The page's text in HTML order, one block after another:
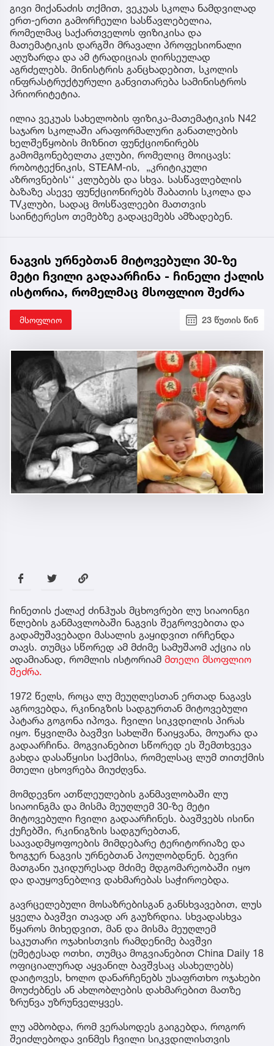
გივი მიქანაძის თქმით, ვეკუას სკოლა ნამდვილად
ერთ-ერთი გამორჩეული სასწავლებელია,
რომელმაც საქართველოს ფიზიკისა და
მათემატიკის დარგში მრავალი პროფესიონალი
აღუზარდა და ამ ტრადიციას ღირსეულად
აგრძელებს. მინისტრის განცხადებით, სკოლის
ინფრასტრუქტურული განვითარება სამინისტროს
პრიორიტეტია.
ილია ვეკუას სახელობის ფიზიკა-მათემატიკის N42
საჯარო სკოლაში არაფორმალური განათლების
ხელშეწყობის მიზნით ფუნქციონირებს
გამომგონებელთა კლუბი, რომელიც მოიცავს:
რობოტექნიკის, STEAM-ის, „კრიტიკული
აზროვნების‘‘ კლუბებს და სხვა. სასწავლებლის
ბაზაზე ასევე ფუნქციონირებს შაბათის სკოლა და
TVკლუბი, სადაც მოსწავლეები მათთვის
საინტერესო თემებზე გადაცემებს ამზადებენ.
ნაგვის ურნებთან მიტოვებული 30-ზე
მეტი ჩვილი გადაარჩინა - ჩინელი ქალის
ისტორია, რომელმაც მსოფლიო შეძრა
მსოფლიო 23 წუთის წინ
ჩინეთის ქალაქ ძინჰუას მცხოვრები ლუ სიაოინგი
წლების განმავლობაში ნაგვის შეგროვებითა და
გადამუშავებადი მასალის გაყიდვით ირჩენდა
თავს. თუმცა სწორედ ამ მძიმე სამუშაომ აქცია ის
ადამიანად, რომლის ისტორიამ მთელი მსოფლიო
შეძრა.
1972 წელს, როცა ლუ მეუღლესთან ერთად ნაგავს
აგროვებდა, რკინიგზის სადგურთან მიტოვებული
პატარა გოგონა იპოვა. ჩვილი სიკვდილის პირას
იყო. წყვილმა ბავშვი სახლში წაიყვანა, მოუარა და
გადაარჩინა. მოგვიანებით სწორედ ეს შემთხვევა
გახდა დასაწყისი საქმისა, რომელსაც ლუმ თითქმის
მთელი ცხოვრება მიუძღვნა.
მომდევნო ათწლეულების განმავლობაში ლუ
სიაოინგმა და მისმა მეუღლემ 30-ზე მეტი
მიტოვებული ჩვილი გადაარჩინეს. ბავშვებს ისინი
ქუჩებში, რკინიგზის სადგურებთან,
საავადმყოფოების მიმდებარე ტერიტორიაზე და
ზოგჯერ ნაგვის ურნებთან პოულობდნენ. ბევრი
მათგანი უკიდურესად მძიმე მდგომარეობაში იყო
და დაუყოვნებლივ დახმარებას საჭიროებდა.
გავრცელებული მოსაზრებისგან განსხვავებით, ლუს
ყველა ბავშვი თავად არ გაუზრდია. სხვადასხვა
წყაროს მიხედვით, მან და მისმა მეუღლემ
საკუთარი ოჯახისთვის რამდენიმე ბავშვი
(უმეტესად ოთხი, თუმცა მოგვიანებით China Daily 18
ოფიციალურად აყვანილ ბავშვსაც ასახელებს)
დაიტოვეს, ხოლო დანარჩენებს უსაფრთხო ოჯახები
მოუძებნეს ან ახლობლების დახმარებით მათზე
ზრუნვა უზრუნველყვეს.
ლუ ამბობდა, რომ ვერასოდეს გაიგებდა, როგორ
შეიძლებოდა ვინმეს ჩვილი სიკვდილისთვის